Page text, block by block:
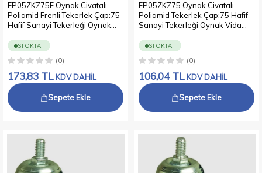
EP05ZKZ75F Oynak Civatalı
Poliamid Frenli Tekerlek Çap:75
Hafif Sanayi Tekerleği Oynak
Kestamit Teker
STOKTA
(0)
173,83 TL KDV DAHİL
Sepete Ekle
EP05ZKZ75 Oynak Civatalı
Poliamid Tekerlek Çap:75 Hafif
Sanayi Tekerleği Oynak Vida
TekerSTOKTA
(0)
106,04TL KDV DAHİL
Sepete Ekle